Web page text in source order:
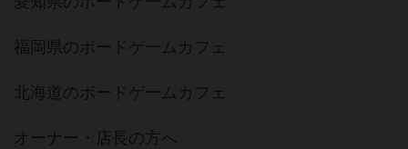
福岡県のボードゲームカフェ
北海道のボードゲームカフェ
オーナー・店長の方へ